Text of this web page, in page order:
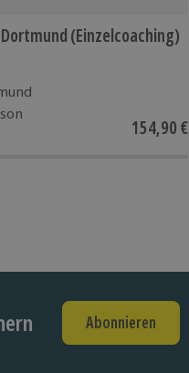
(Einzelcoaching)
154,90 €
Abonnieren